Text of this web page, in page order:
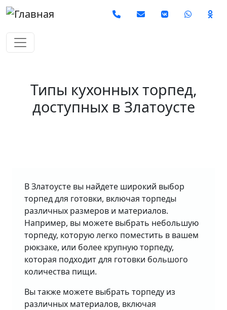
Перейти к основному содержанию
Social
Типы кухонных торпед,
доступных в Златоусте
В Златоусте вы найдете широкий выбор
торпед для готовки, включая торпеды
различных размеров и материалов.
Например, вы можете выбрать небольшую
торпеду, которую легко поместить в вашем
рюкзаке, или более крупную торпеду,
которая подходит для готовки большого
количества пищи.
Вы также можете выбрать торпеду из
различных материалов, включая